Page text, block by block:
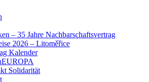
– 35 Jahre Nachbarschaftsvertrag
2026 – Litoměřice
Kalender
Solidarität